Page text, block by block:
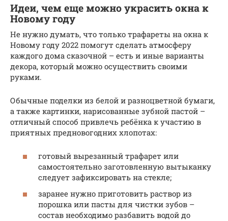
Идеи, чем еще можно украсить окна к
Новому году
Не нужно думать, что только трафареты на окна к
Новому году 2022 помогут сделать атмосферу
каждого дома сказочной – есть и иные варианты
декора, который можно осуществить своими
руками.
Обычные поделки из белой и разноцветной бумаги,
а также картинки, нарисованные зубной пастой –
отличный способ привлечь ребёнка к участию в
приятных предновогодних хлопотах:
готовый вырезанный трафарет или
самостоятельно заготовленную вытыканку
следует зафиксировать на стекле;
заранее нужно приготовить раствор из
порошка или пасты для чистки зубов –
состав необходимо разбавить водой до